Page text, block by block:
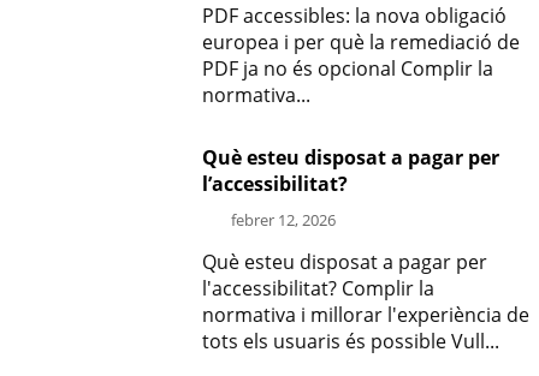
PDF accessibles: la nova obligació
europea i per què la remediació de
PDF ja no és opcional Complir la
normativa...
Què esteu disposat a pagar per
l’accessibilitat?
febrer 12, 2026
Què esteu disposat a pagar per
l'accessibilitat? Complir la
normativa i millorar l'experiència de
tots els usuaris és possible Vull...